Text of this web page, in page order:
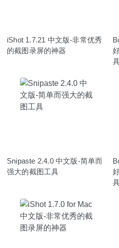
iShot 1.7.21 中文版-非常优秀
的截图录屏的神器
Snipaste 2.4.0 中文版-简单而
强大的截图工具